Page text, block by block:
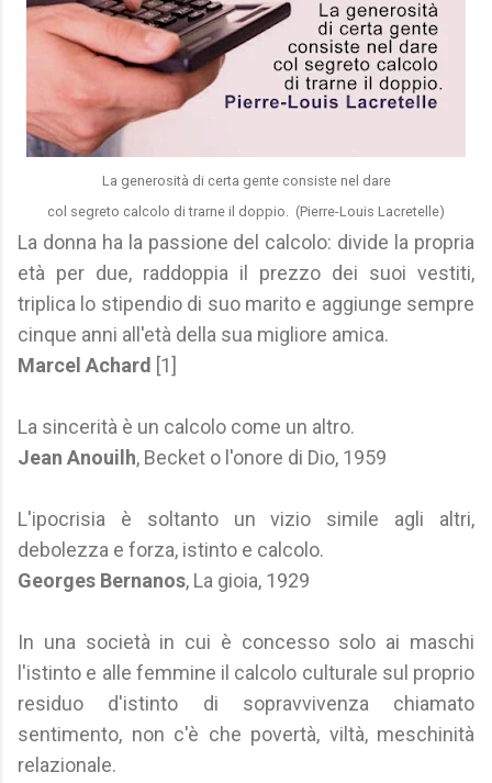
La generosità di certa gente consiste nel dare
col segreto calcolo di trarne il doppio. (Pierre-Louis Lacretelle)
La donna ha la passione del calcolo: divide la propria
età per due, raddoppia il prezzo dei suoi vestiti,
triplica lo stipendio di suo marito e aggiunge sempre
cinque anni all'età della sua migliore amica.
Marcel Achard [1]
La sincerità è un calcolo come un altro.
Jean Anouilh, Becket o l'onore di Dio, 1959
L'ipocrisia è soltanto un vizio simile agli altri,
debolezza e forza, istinto e calcolo.
Georges Bernanos, La gioia, 1929
In una società in cui è concesso solo ai maschi
l'istinto e alle femmine il calcolo culturale sul proprio
residuo d'istinto di sopravvivenza chiamato
sentimento, non c'è che povertà, viltà, meschinità
relazionale.